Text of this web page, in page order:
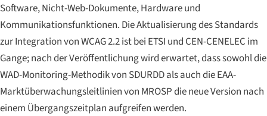
Software, Nicht-Web-Dokumente, Hardware und
Kommunikationsfunktionen. Die Aktualisierung des Standards
zur Integration von WCAG 2.2 ist bei ETSI und CEN-CENELEC im
Gange; nach der Veröffentlichung wird erwartet, dass sowohl die
WAD-Monitoring-Methodik von SDURDD als auch die EAA-
Marktüberwachungsleitlinien von MROSP die neue Version nach
einem Übergangszeitplan aufgreifen werden.